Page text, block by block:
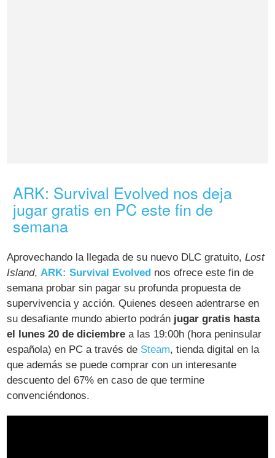
ARK: Survival Evolved nos deja
jugar gratis en PC este fin de
semana
Aprovechando la llegada de su nuevo DLC gratuito,Lost
Island,ARK: Survival Evolved nos ofrece este fin de
semana probar sin pagar su profunda propuesta de
supervivencia y acción. Quienes deseen adentrarse en
su desafiante mundo abierto podrán jugar gratis hasta
el lunes 20 de diciembre a las 19:00h (hora peninsular
española) en PC a través de Steam, tienda digital en la
que además se puede comprar con un interesante
descuento del 67% en caso de que termine
convenciéndonos.